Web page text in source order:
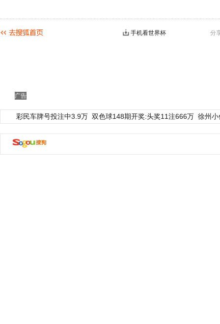
分
手机看世界杯
广告
彩民车牌号投注中3.9万 双色球148期开奖:头奖11注666万 徐州